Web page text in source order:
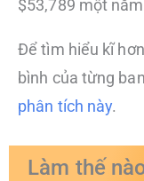
$53,789 một
Để tìm hiểu kĩ
bình của từng
phân tích này.
Làm thế